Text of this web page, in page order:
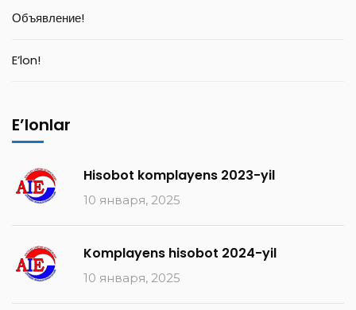
Объявление!
E’lon!
E’lonlar
Hisobot komplayens 2023-yil
10 января, 2025
Komplayens hisobot 2024-yil
10 января, 2025